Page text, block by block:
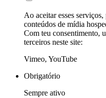
Ao aceitar esses
conteúdos de mídia
Com teu consentimento,
terceiros neste site:
Vimeo, YouTube
Obrigatório
Sempre ativo